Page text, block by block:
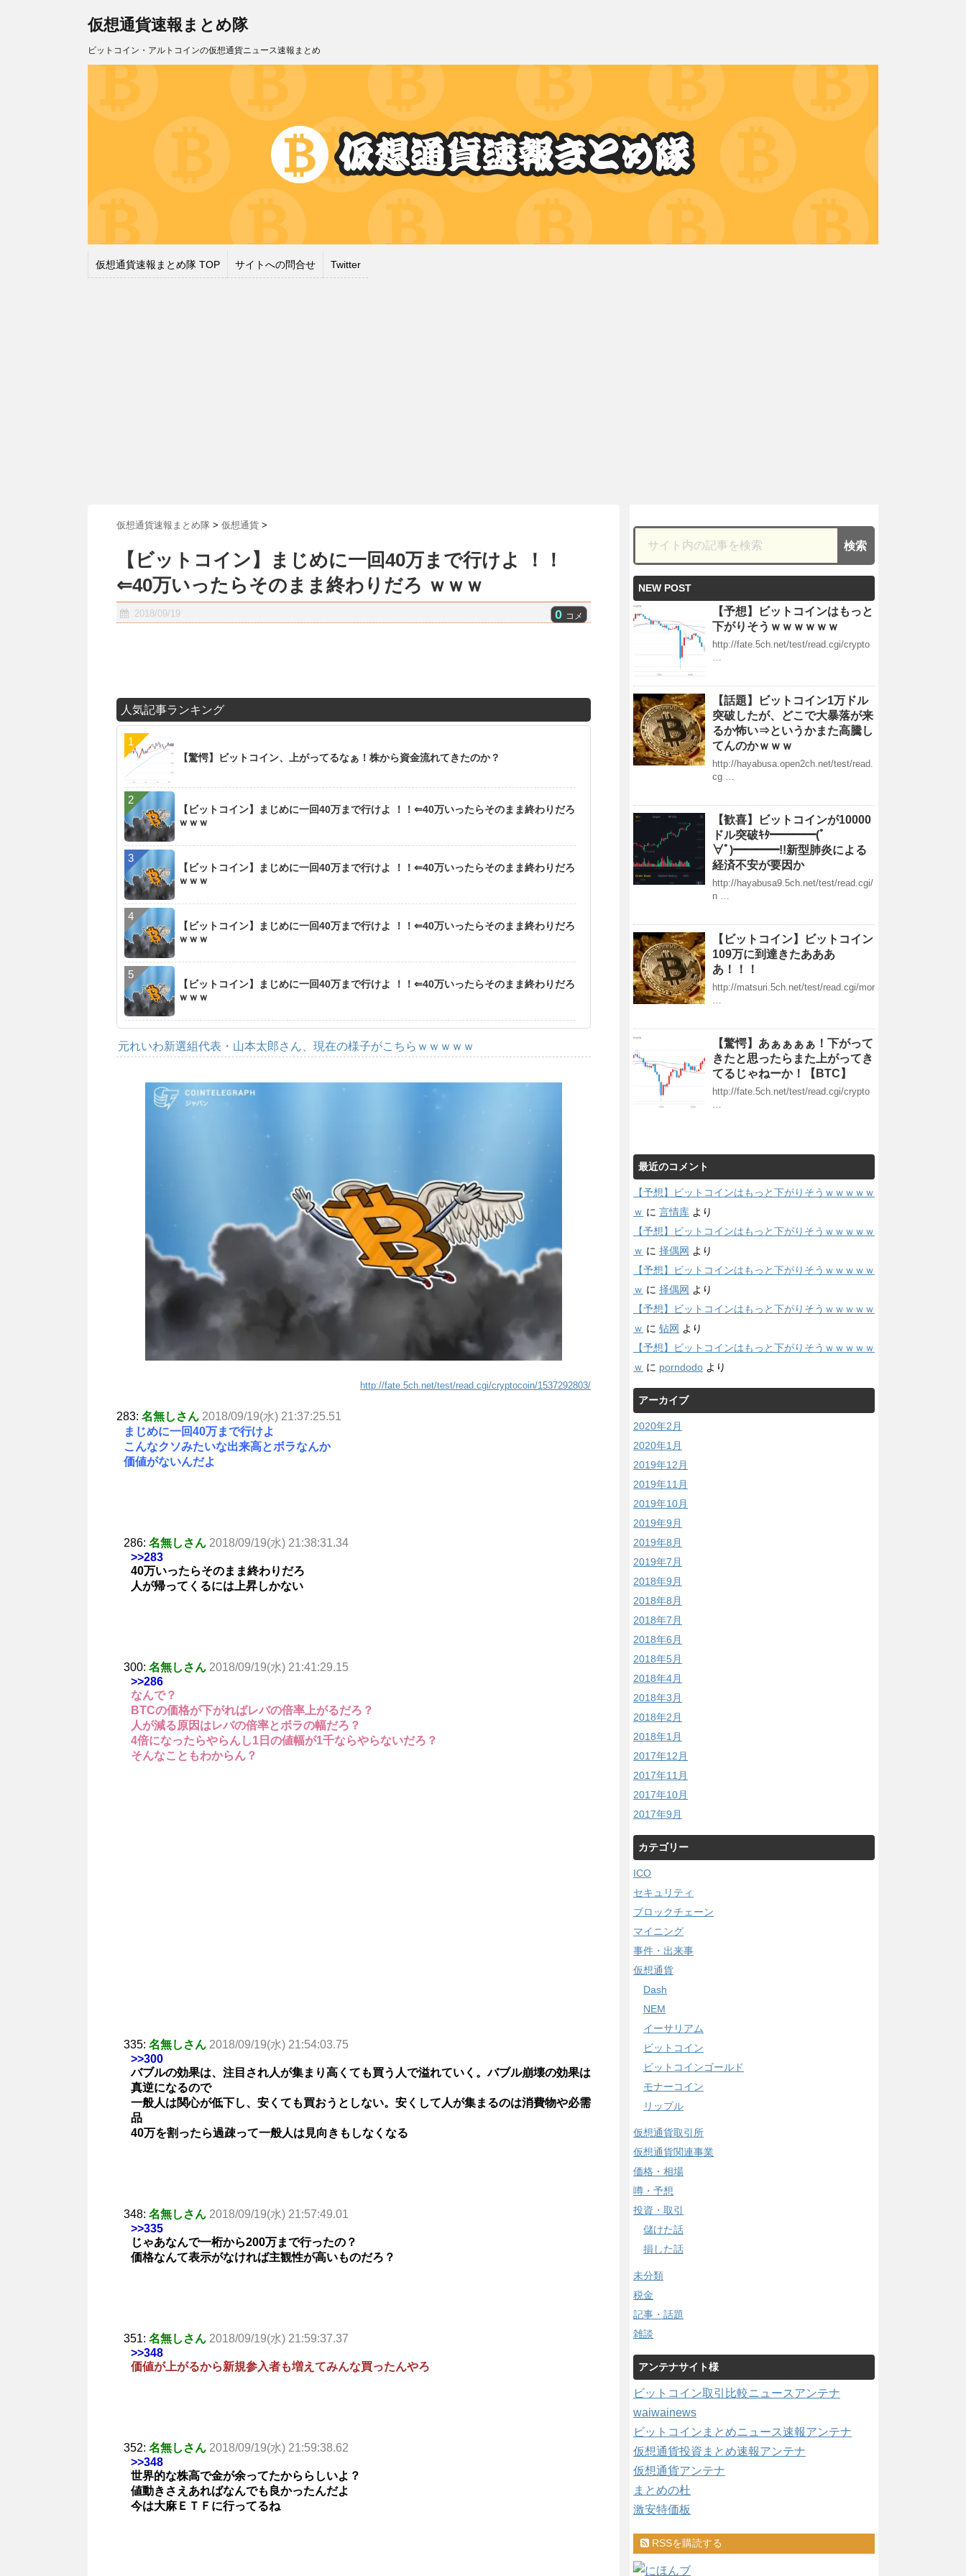
仮想通貨速報まとめ隊
ビットコイン・アルトコインの仮想通貨ニュース速報まとめ
仮想通貨速報まとめ隊 TOP サイトへの問合せ Twitter
仮想通貨速報まとめ隊 > 仮想通貨 >
【ビットコイン】まじめに一回40万まで行けよ ！！
⇐40万いったらそのまま終わりだろ ｗｗｗ
2018/09/19 0 コメ
人気記事ランキング
【驚愕】ビットコイン、上がってるなぁ！株から資金流れてきたのか？
【ビットコイン】まじめに一回40万まで行けよ ！！⇐40万いったらそのまま終わりだろ
ｗｗｗ
【ビットコイン】まじめに一回40万まで行けよ ！！⇐40万いったらそのまま終わりだろ
ｗｗｗ
【ビットコイン】まじめに一回40万まで行けよ ！！⇐40万いったらそのまま終わりだろ
ｗｗｗ
【ビットコイン】まじめに一回40万まで行けよ ！！⇐40万いったらそのまま終わりだろ
ｗｗｗ
元れいわ新選組代表・山本太郎さん、現在の様子がこちらｗｗｗｗｗ
http://fate.5ch.net/test/read.cgi/cryptocoin/1537292803/
283: 名無しさん 2018/09/19(水) 21:37:25.51
まじめに一回40万まで行けよ
こんなクソみたいな出来高とボラなんか
価値がないんだよ
286: 名無しさん 2018/09/19(水) 21:38:31.34
>>283
40万いったらそのまま終わりだろ
人が帰ってくるには上昇しかない
300: 名無しさん 2018/09/19(水) 21:41:29.15
>>286
なんで？
BTCの価格が下がればレバの倍率上がるだろ？
人が減る原因はレバの倍率とボラの幅だろ？
4倍になったらやらんし1日の値幅が1千ならやらないだろ？
そんなこともわからん？
335: 名無しさん 2018/09/19(水) 21:54:03.75
>>300
バブルの効果は、注目され人が集まり高くても買う人で溢れていく。バブル崩壊の効果は
真逆になるので
一般人は関心が低下し、安くても買おうとしない。安くして人が集まるのは消費物や必需
品
40万を割ったら過疎って一般人は見向きもしなくなる
348: 名無しさん 2018/09/19(水) 21:57:49.01
>>335
じゃあなんで一桁から200万まで行ったの？
価格なんて表示がなければ主観性が高いものだろ？
351: 名無しさん 2018/09/19(水) 21:59:37.37
>>348
価値が上がるから新規参入者も増えてみんな買ったんやろ
352: 名無しさん 2018/09/19(水) 21:59:38.62
>>348
世界的な株高で金が余ってたかららしいよ？
値動きさえあればなんでも良かったんだよ
今は大麻ＥＴＦに行ってるね
NEW POST
【予想】ビットコインはもっと
下がりそうｗｗｗｗｗｗ
http://fate.5ch.net/test/read.cgi/crypto
…
【話題】ビットコイン1万ドル
突破したが、どこで大暴落が来
るか怖い⇒というかまた高騰し
てんのかｗｗｗ
http://hayabusa.open2ch.net/test/read.
cg …
【歓喜】ビットコインが10000
ドル突破ｷﾀ━━━━(ﾟ
∀ﾟ)━━━━!!新型肺炎による
経済不安が要因か
http://hayabusa9.5ch.net/test/read.cgi/
n …
【ビットコイン】ビットコイン
109万に到達きたあああ
あ！！！
http://matsuri.5ch.net/test/read.cgi/mor
…
【驚愕】あぁぁぁぁ！下がって
きたと思ったらまた上がってき
てるじゃねーか！【BTC】
http://fate.5ch.net/test/read.cgi/crypto
…
最近のコメント
【予想】ビットコインはもっと下がりそうｗｗｗｗｗ
ｗ に 言情库 より
【予想】ビットコインはもっと下がりそうｗｗｗｗｗ
ｗ に 择偶网 より
【予想】ビットコインはもっと下がりそうｗｗｗｗｗ
ｗ に 择偶网 より
【予想】ビットコインはもっと下がりそうｗｗｗｗｗ
ｗ に 钻网 より
【予想】ビットコインはもっと下がりそうｗｗｗｗｗ
ｗ に porndodo より
アーカイブ
2020年2月
2020年1月
2019年12月
2019年11月
2019年10月
2019年9月
2019年8月
2019年7月
2018年9月
2018年8月
2018年7月
2018年6月
2018年5月
2018年4月
2018年3月
2018年2月
2018年1月
2017年12月
2017年11月
2017年10月
2017年9月
カテゴリー
ICO
セキュリティ
ブロックチェーン
マイニング
事件・出来事
仮想通貨
Dash
NEM
イーサリアム
ビットコイン
ビットコインゴールド
モナーコイン
リップル
仮想通貨取引所
仮想通貨関連事業
価格・相場
噂・予想
投資・取引
儲けた話
損した話
未分類
税金
記事・話題
雑談
アンテナサイト様
ビットコイン取引比較ニュースアンテナ
waiwainews
ビットコインまとめニュース速報アンテナ
仮想通貨投資まとめ速報アンテナ
仮想通貨アンテナ
まとめの杜
激安特価板
RSSを購読する